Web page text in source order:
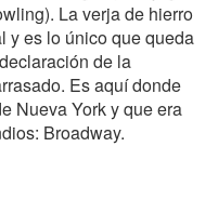
La verja de hierro
y es lo único que queda
de la
Es aquí donde
Nueva York y que era
Broadway.